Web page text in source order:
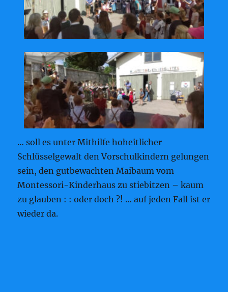
… soll es unter Mithilfe hoheitlicher
Schlüsselgewalt den Vorschulkindern gelungen
sein, den gutbewachten Maibaum vom
Montessori-Kinderhaus zu stiebitzen – kaum
zu glauben : : oder doch ?! … auf jeden Fall ist er
wieder da.